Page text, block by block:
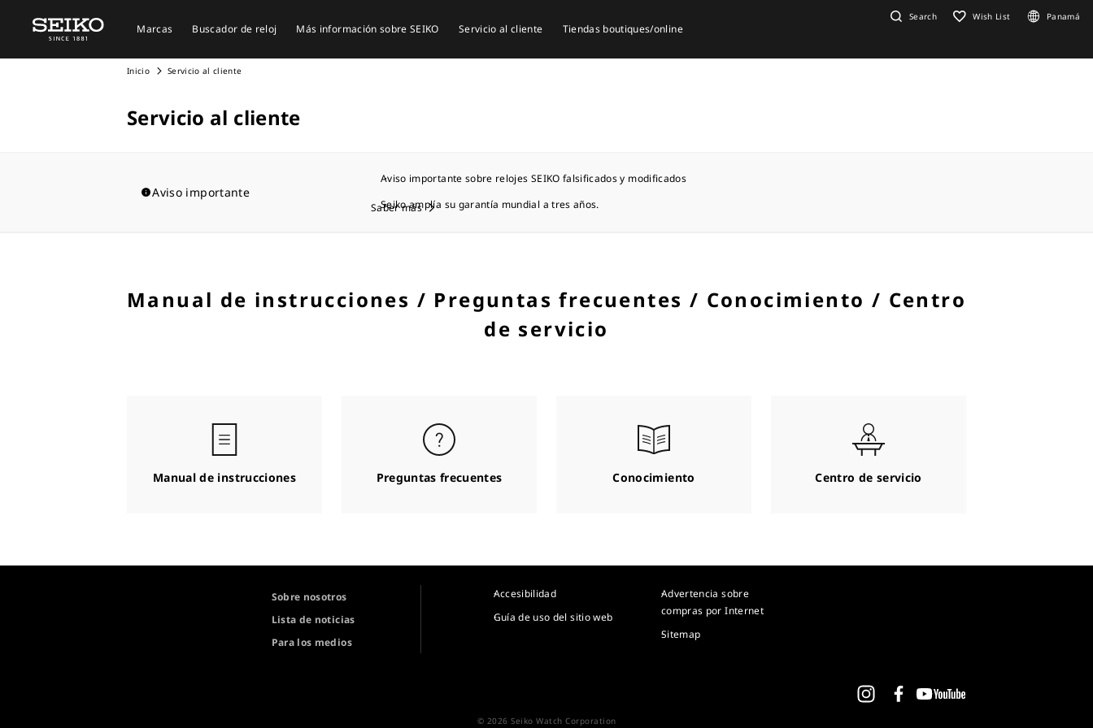
Marcas Buscador de reloj Más información sobre SEIKO Servicio al cliente Tiendas boutiques/online
Search Wish List Panamá
Inicio Servicio al cliente
Servicio al cliente
Aviso importante
Aviso importante sobre relojes SEIKO falsificados y modificados
Seiko amplía su garantía mundial a tres años.
Saber más
Manual de instrucciones / Preguntas frecuentes / Conocimiento / Centro
de servicio
Manual de instrucciones Preguntas frecuentes Conocimiento Centro de servicio
Sobre nosotros
Lista de noticias
Para los medios
Accesibilidad
Guía de uso del sitio web
Advertencia sobre
compras por Internet
Sitemap
© 2026 Seiko Watch Corporation